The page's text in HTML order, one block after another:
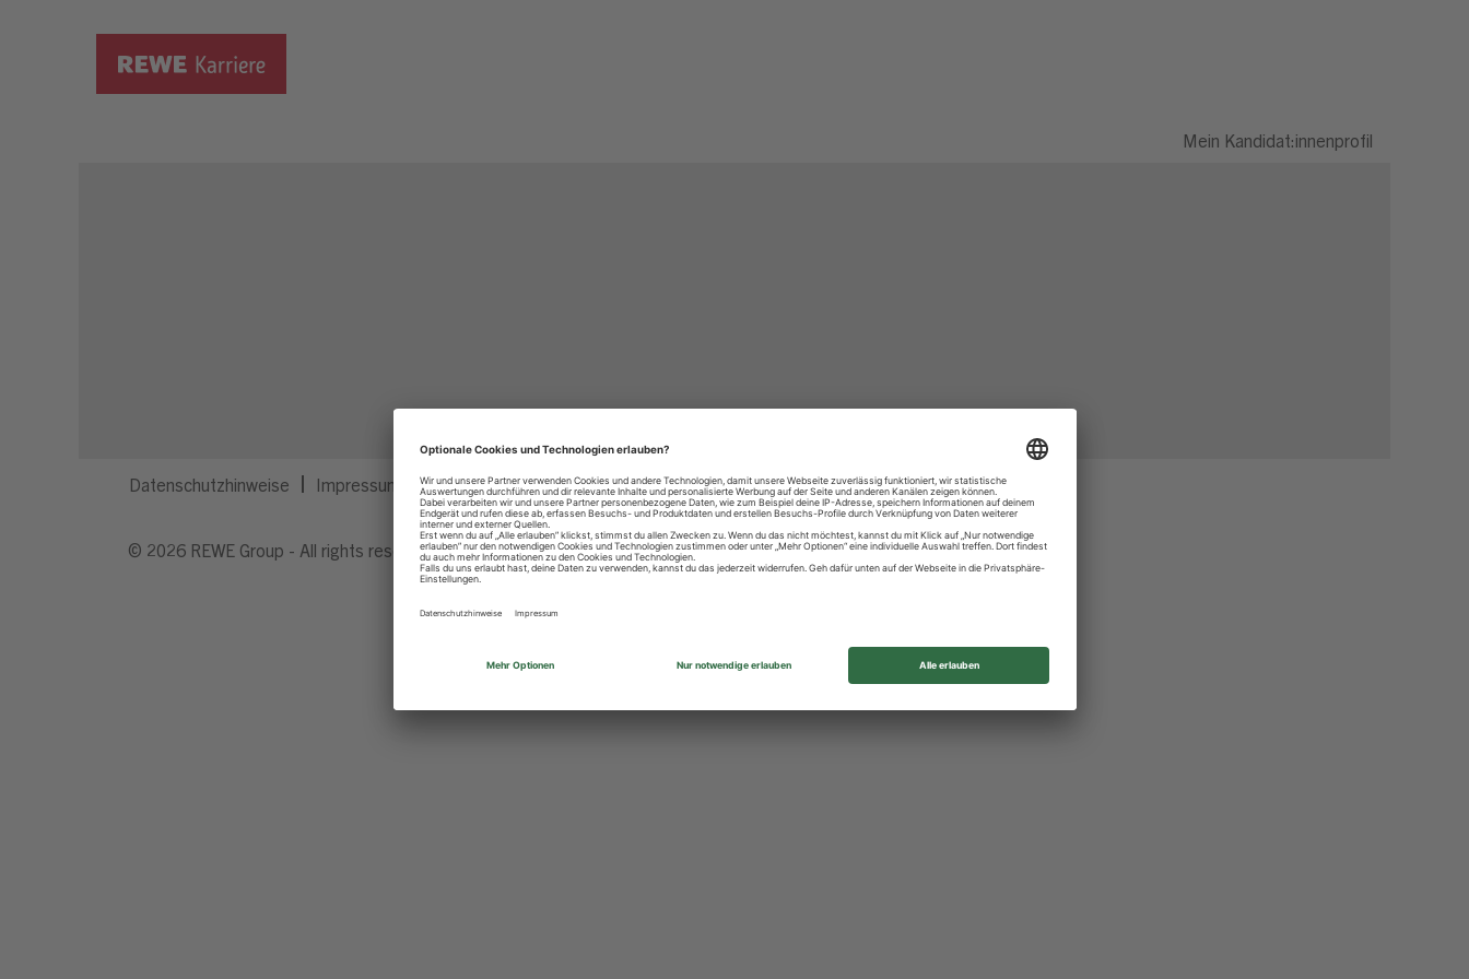
Mein Kandidat:innenprofil
Datenschutzhinweise Impressum Privatsphäre-Einstellungen
© 2026 REWE Group - All rights reserved